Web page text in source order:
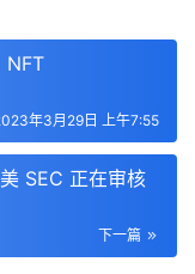
NFT
年3月29日 上午7:55
SEC 正在审核
下一篇